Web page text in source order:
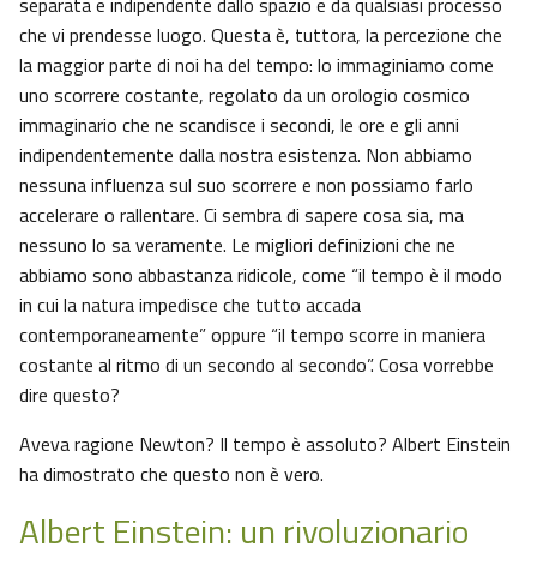
che vi prendesse luogo. Questa è, tuttora, la percezione che
la maggior parte di noi ha del tempo: lo immaginiamo come
uno scorrere costante, regolato da un orologio cosmico
immaginario che ne scandisce i secondi, le ore e gli anni
indipendentemente dalla nostra esistenza. Non abbiamo
nessuna influenza sul suo scorrere e non possiamo farlo
accelerare o rallentare. Ci sembra di sapere cosa sia, ma
nessuno lo sa veramente. Le migliori definizioni che ne
abbiamo sono abbastanza ridicole, come “il tempo è il modo
in cui la natura impedisce che tutto accada
contemporaneamente” oppure “il tempo scorre in maniera
costante al ritmo di un secondo al secondo”. Cosa vorrebbe
dire questo?
Aveva ragione Newton? Il tempo è assoluto? Albert Einstein
ha dimostrato che questo non è vero.
Albert Einstein: un rivoluzionario